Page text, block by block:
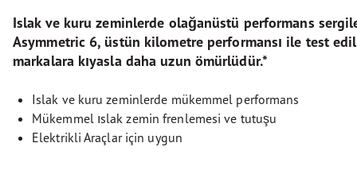
Islak ve kuru zeminlerde olağanüstü performans
Asymmetric 6, üstün kilometre performansı ile test
markalara kıyasla daha uzun ömürlüdür.*
Islak ve kuru zeminlerde mükemmel performans
Mükemmel ıslak zemin frenlemesi ve tutuşu
Elektrikli Araçlar için uygun